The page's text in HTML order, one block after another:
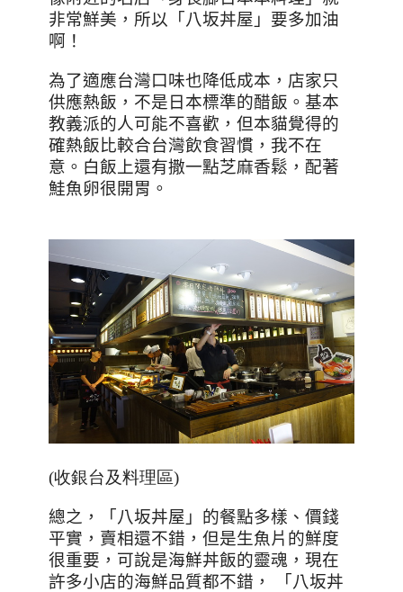
非常鮮美，所以「八坂丼屋」要多加油
啊！
為了適應台灣口味也降低成本，店家只
供應熱飯，不是日本標準的醋飯。基本
教義派的人可能不喜歡，但本貓覺得的
確熱飯比較合台灣飲食習慣，我不在
意。白飯上還有撒一點芝麻香鬆，配著
鮭魚卵很開胃。
(收銀台及料理區)
總之，「八坂丼屋」的餐點多樣、價錢
平實，賣相還不錯，但是生魚片的鮮度
很重要，可說是海鮮丼飯的靈魂，現在
許多小店的海鮮品質都不錯，
「八坂丼